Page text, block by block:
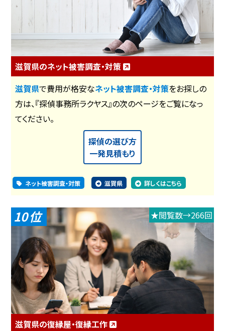
滋賀県のネット被害調査・対策
滋賀県で費用が格安なネット被害調査・対策をお探しの
方は、『探偵事務所ラクヤス』の次のページをご覧になっ
てください。
探偵の選び方
一発見積もり
ネット被害調査・対策 滋賀県 詳しくはこちら
10 ★閲覧数→266回
滋賀県の復縁屋・復縁工作